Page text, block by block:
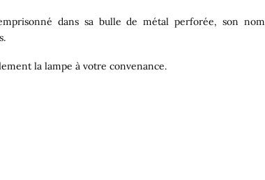
dans sa bulle de métal perforée, son nom
la lampe à votre convenance.